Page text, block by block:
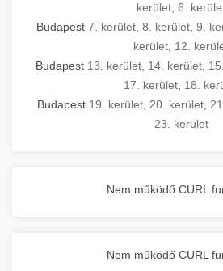
kerület 6.
Budapest 7. kerület, 8. kerület, 9.
kerület 12.
Budapest 13. kerület 14. kerület
17. kerület 18.
Budapest 19. kerület 20. kerület
23. kerület
Nem működő CURL
Nem működő CURL